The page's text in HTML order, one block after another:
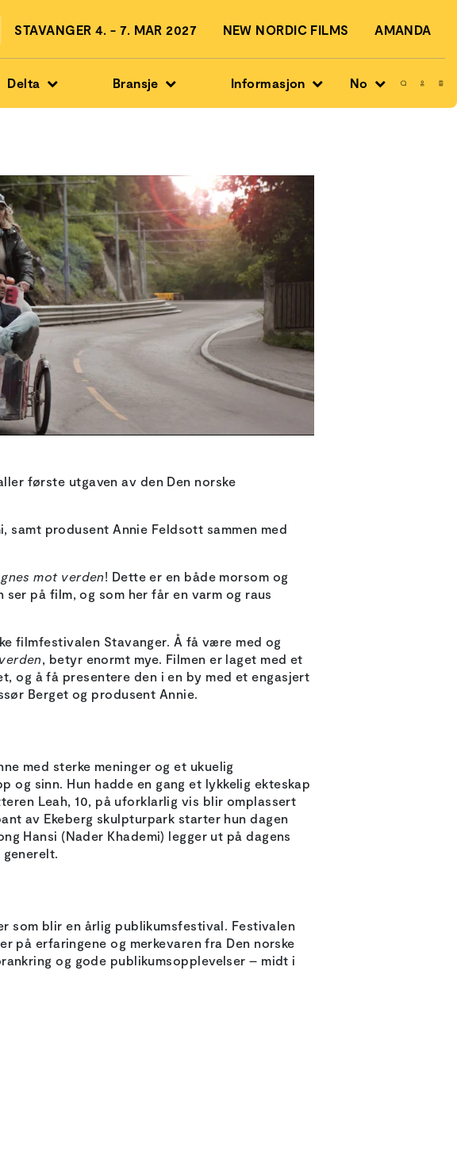
STAVANGER 4. - 7. MAR 2027 NEW NORDIC FILMS AMANDA
Delta Bransje Informasjon No
første utgaven av den Den norske
samt produsent Annie Feldsott sammen med
mot verden! Dette er en både morsom og
på film, og som her får en varm og raus
filmfestivalen Stavanger. Å få være med og
, betyr enormt mye. Filmen er laget med et
og å få presentere den i en by med et engasjert
Berget og produsent Annie.
med sterke meninger og et ukuelig
og sinn. Hun hadde en gang et lykkelig ekteskap
Leah, 10, på uforklarlig vis blir omplassert
av Ekeberg skulpturpark starter hun dagen
Hansi (Nader Khademi) legger ut på dagens
som blir en årlig publikumsfestival. Festivalen
på erfaringene og merkevaren fra Den norske
og gode publikumsopplevelser – midt i